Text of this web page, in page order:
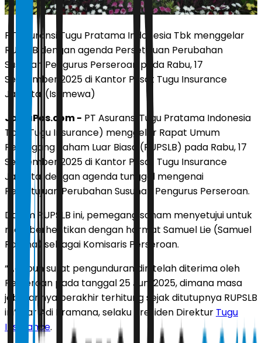
PT Asuransi Tugu Pratama Indonesia Tbk menggelar
RUPSLB dengan agenda Persetujuan Perubahan
Susunan Pengurus Perseroan pada Rabu, 17
September 2025 di Kantor Pusat Tugu Insurance
Jakarta. (Istimewa)
JawaPos.com - PT Asuransi Tugu Pratama Indonesia
Tbk (Tugu Insurance) menggelar Rapat Umum
Pemegang Saham Luar Biasa (RUPSLB) pada Rabu, 17
September 2025 di Kantor Pusat Tugu Insurance
Jakarta, dengan agenda tunggal mengenai
Persetujuan Perubahan Susunan Pengurus Perseroan.
Dalam RUPSLB ini, pemegang saham menyetujui untuk
memberhentikan dengan hormat Samuel Lie (Samuel
Ramna) sebagai Komisaris Perseroan.
“Adapun surat pengunduran diri telah diterima oleh
Perseroan pada tanggal 25 Juni 2025, dimana masa
jabatannya berakhir terhitung sejak ditutupnya RUPSLB
ini” ujar Adi Pramana, selaku Presiden Direktur Tugu
Insurance.